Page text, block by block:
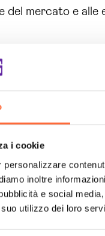
i cookie
inoltre
e social
utilizzo dei loro
del mercato e
integrante del
Questo ti
al
gestione
con
indietro nel
Google Ads
oggi stesso per
il tuo